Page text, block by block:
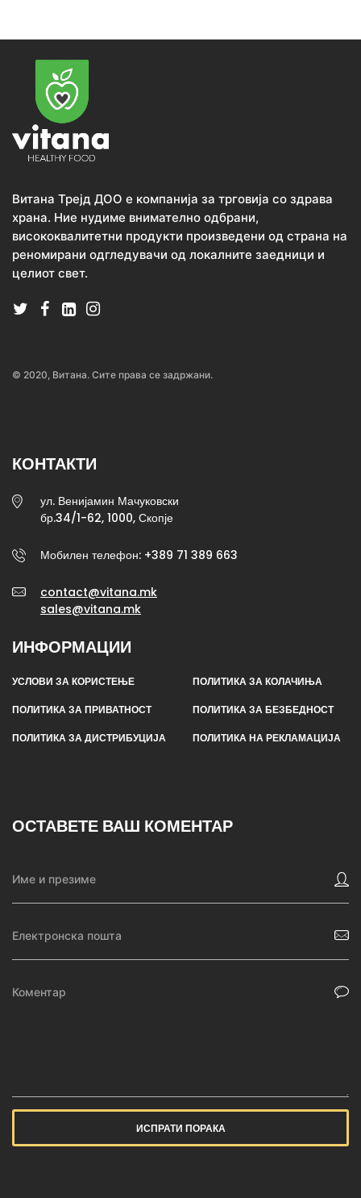
Витана Трејд ДОО е компанија за трговија со здрава
храна. Ние нудиме внимателно одбрани,
висококвалитетни продукти произведени од страна на
реномирани одгледувачи од локалните заедници и
целиот свет.
© 2020, Витана. Сите права се задржани.
КОНТАКТИ
ул. Венијамин Мачуковски
бр.34/1-62, 1000, Скопје
Мобилен телефон: +389 71 389 663
contact@vitana.mk
sales@vitana.mk
ИНФОРМАЦИИ
УСЛОВИ ЗА КОРИСТЕЊЕ
ПОЛИТИКА ЗА ПРИВАТНОСТ
ПОЛИТИКА ЗА ДИСТРИБУЦИЈА
ПОЛИТИКА ЗА КОЛАЧИЊА
ПОЛИТИКА ЗА БЕЗБЕДНОСТ
ПОЛИТИКА НА РЕКЛАМАЦИЈА
ОСТАВЕТЕ ВАШ КОМЕНТАР